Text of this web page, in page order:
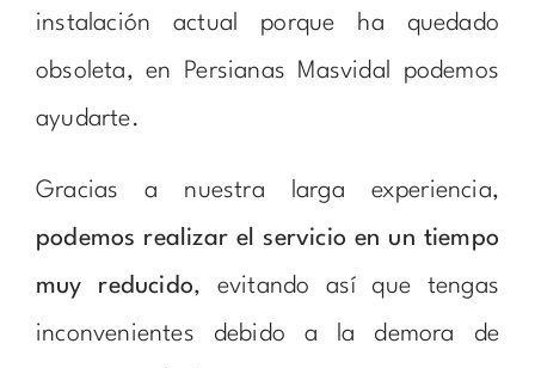
instalación actual porque ha quedado
obsoleta, en Persianas Masvidal podemos
ayudarte.
Gracias a nuestra larga experiencia,
podemos realizar el servicio en un tiempo
muy reducido, evitando así que tengas
inconvenientes debido a la demora de